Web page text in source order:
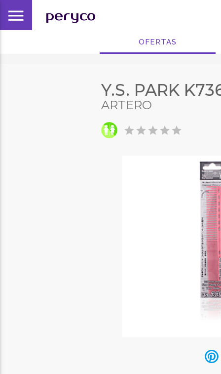
menu peryco
OFERTAS
Y.S. PARK
ARTERO
starstarstarstarstar